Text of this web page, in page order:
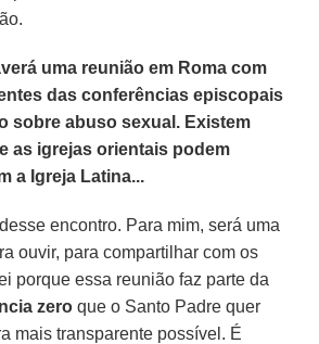
uma reunião em Roma com
das conferências episcopais
sobre abuso sexual. Existem
as igrejas orientais podem
a Igreja Latina...
encontro. Para mim, será uma
ouvir, para compartilhar com os
porque essa reunião faz parte da
zeroque o Santo Padre quer
mais transparente possível. É